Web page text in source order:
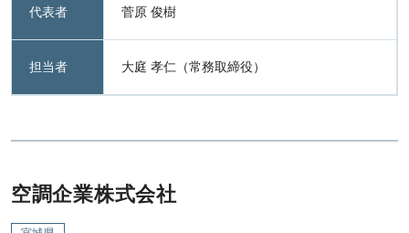
代表者 菅原 俊樹
担当者 大庭 孝仁（常務取締役）
空調企業株式会社